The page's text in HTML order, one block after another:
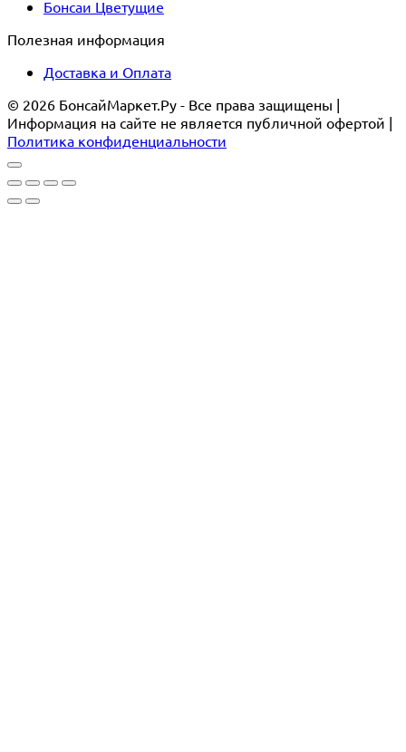
Бонсаи Цветущие
Полезная информация
Доставка и Оплата
© 2026 БонсайМаркет.Ру - Все права защищены |
Информация на сайте не является публичной офертой |
Политика конфиденциальности